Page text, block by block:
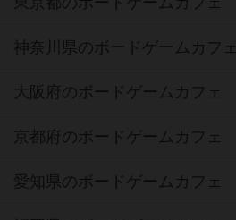
神奈川県のボードゲームカフェ
大阪府のボードゲームカフェ
京都府のボードゲームカフェ
愛知県のボードゲームカフェ